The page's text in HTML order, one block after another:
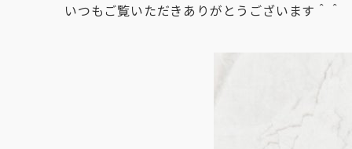
いつもご覧いただきありがとうございます＾＾